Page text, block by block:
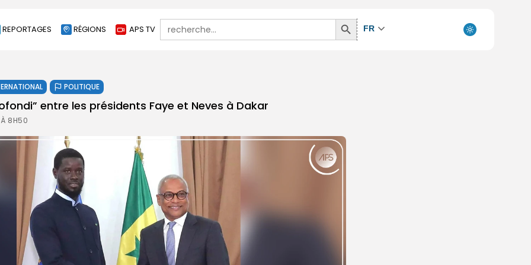
REPORTAGES RÉGIONS APS TV
Search
for:
Search
Button
FR
POLITIQUE
entre les présidents Faye et Neves à Dakar
À 8H50